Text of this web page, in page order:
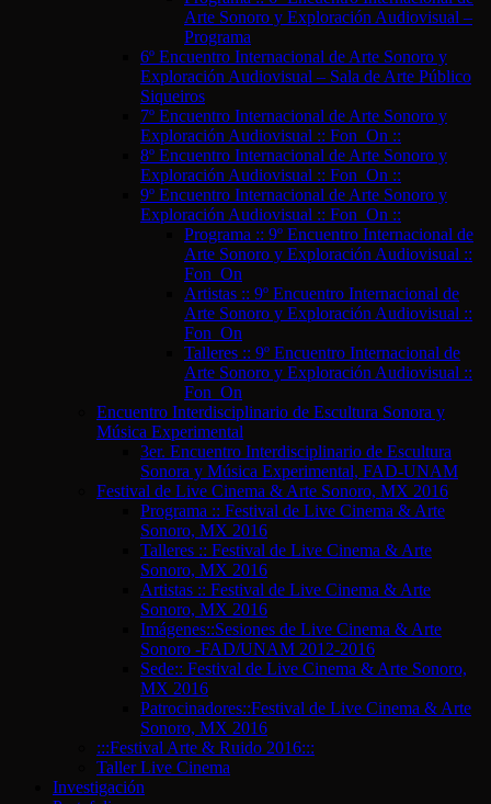
Arte Sonoro y Exploración Audiovisual –
Programa
6º Encuentro Internacional de Arte Sonoro y
Exploración Audiovisual – Sala de Arte Público
Siqueiros
7º Encuentro Internacional de Arte Sonoro y
Exploración Audiovisual :: Fon_On ::
8º Encuentro Internacional de Arte Sonoro y
Exploración Audiovisual :: Fon_On ::
9º Encuentro Internacional de Arte Sonoro y
Exploración Audiovisual :: Fon_On ::
Programa :: 9º Encuentro Internacional de
Arte Sonoro y Exploración Audiovisual ::
Fon_On
Artistas :: 9º Encuentro Internacional de
Arte Sonoro y Exploración Audiovisual ::
Fon_On
Talleres :: 9º Encuentro Internacional de
Arte Sonoro y Exploración Audiovisual ::
Fon_On
Encuentro Interdisciplinario de Escultura Sonora y
Música Experimental
3er. Encuentro Interdisciplinario de Escultura
Sonora y Música Experimental, FAD-UNAM
Festival de Live Cinema & Arte Sonoro, MX 2016
Programa :: Festival de Live Cinema & Arte
Sonoro, MX 2016
Talleres :: Festival de Live Cinema & Arte
Sonoro, MX 2016
Artistas :: Festival de Live Cinema & Arte
Sonoro, MX 2016
Imágenes::Sesiones de Live Cinema & Arte
Sonoro -FAD/UNAM 2012-2016
Sede:: Festival de Live Cinema & Arte Sonoro,
MX 2016
Patrocinadores::Festival de Live Cinema & Arte
Sonoro, MX 2016
:::Festival Arte & Ruido 2016:::
Taller Live Cinema
Investigación